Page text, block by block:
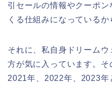
引セールの情報やクーポ
くる仕組みになっているか
それに、私自身ドリーム
方が気に入っています。そ
2021年、2022年、2023年